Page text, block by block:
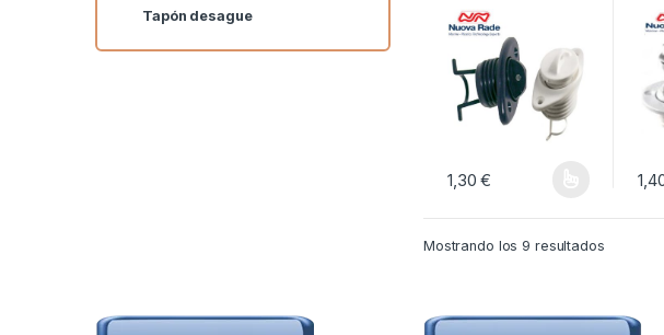
1,30€
Este producto tiene múltiples
Mostrando los 9 resultados
Tapón desague